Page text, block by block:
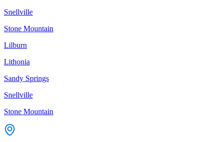
Snellville
Stone Mountain
Lilburn
Lithonia
Sandy Springs
Snellville
Stone Mountain